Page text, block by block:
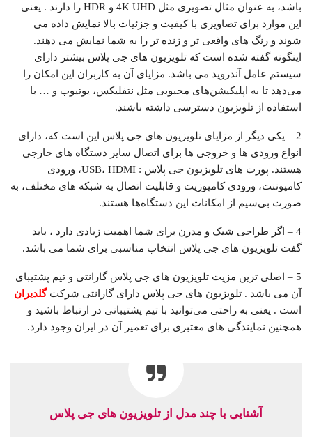
باشد، به عنوان مثال تصویری مثل 4K UHD و HDR را دارند . یعنی
این موارد برای تصاویری با کیفیت و جزئیات بالا نمایش داده می
شوند و رنگ‌ های واقعی‌ تر و زنده‌ تر را به شما نمایش می دهند.
اینگونه گفته شده است که تلویزیون های جی پلاس بیشتر دارای
سیستم عامل آندروید می باشد. مزایای آن به کاربران این امکان را
می‌دهد تا به اپلیکیشن‌های محبوبی مثل نتفلیکس، یوتیوب و … با
استفاده از تلویزیون دسترسی داشته باشند.
2 – یکی دیگر از مزایای تلویزیون های جی پلاس این است که، دارای
انواع ورودی‌ ها و خروجی‌ ها برای اتصال سایر دستگاه‌ های خارجی
هستند. پورت های تلویزیون جی پلاس : USB، HDMI، ورودی
کامپوننت، ورودی کامپوزیت و قابلیت اتصال به شبکه‌ های مختلف، به
صورت بی‌سیم از امکانات این دستگاه‌ها هستند.
4 – اگر طراحی شیک و مدرن برای شما اهمیت زیادی دارد ، باید
گفت تلویزیون های جی پلاس انتخاب مناسبی برای شما می باشد.
5 – اصلی ترین مزیت تلویزیون های جی پلاس گارانتی و تیم پشتیبای
آن می باشد . تلویزیون های جی پلاس دارای گارانتی شرکتگلدیران
است . یعنی به راحتی می‌توانید با تیم پشتیبانی در ارتباط باشید و
همچنین نمایندگی های معتبری برای تعمیر آن در ایران وجود دارد.
آشنایی با چند مدل از تلویزیون های جی پلاس